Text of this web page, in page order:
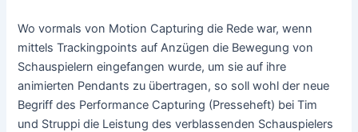
Wo vormals von Motion Capturing die Rede war, wenn
mittels Trackingpoints auf Anzügen die Bewegung von
Schauspielern eingefangen wurde, um sie auf ihre
animierten Pendants zu übertragen, so soll wohl der neue
Begriff des Performance Capturing (Presseheft) bei Tim
und Struppi die Leistung des verblassenden Schauspielers